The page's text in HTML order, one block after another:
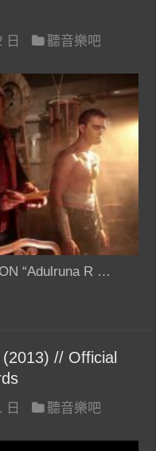
日
聽音樂吧
“Adulruna R …
// Official
日
聽音樂吧